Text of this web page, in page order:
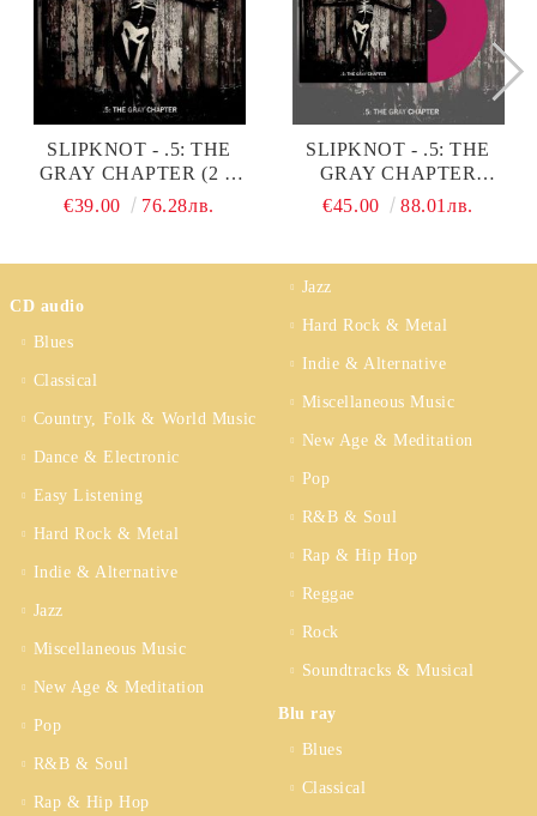
SLIPKNOT - .5: THE
GRAY CHAPTER (2 X
VINYL)
€39.00 76.28лв.
SLIPKNOT - .5: THE
GRAY CHAPTER
(LIMITED EDITION,
€45.00 88.01лв.
CD audio
Blues
Classical
Country, Folk & World Music
Dance & Electronic
Easy Listening
Hard Rock & Metal
Indie & Alternative
Jazz
Miscellaneous Music
New Age & Meditation
Pop
R&B & Soul
Rap & Hip Hop
Jazz
Hard Rock & Metal
Indie & Alternative
Miscellaneous Music
New Age & Meditation
Pop
R&B & Soul
Rap & Hip Hop
Reggae
Rock
Soundtracks & Musical
Blu ray
Blues
Classical